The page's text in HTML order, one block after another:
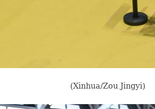
(Xinhua/Zou Jingyi)